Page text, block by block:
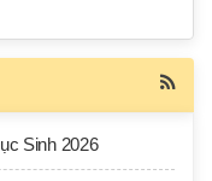
Sinh 2026